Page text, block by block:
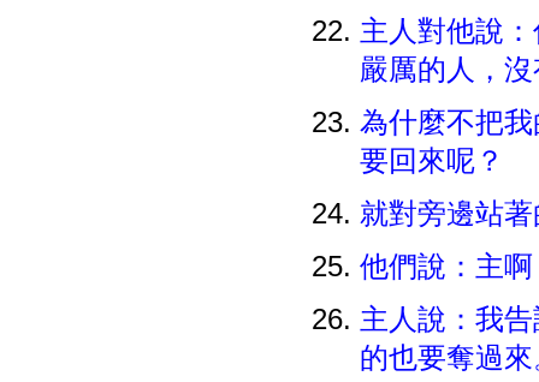
主人對他說
嚴厲的人，
為什麼不把
要回來呢？
就對旁邊站
他們說：主
主人說：我
的也要奪過